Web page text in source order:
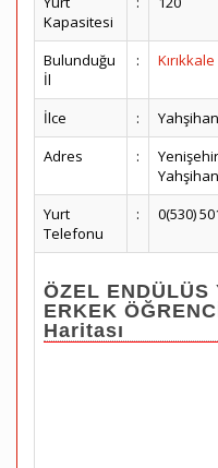
Kapasitesi
Bulunduğu
İl
: Kırıkkale
İlce :
Yahşihan
Adres
:
Yurt
Telefonu
: 0(530)
ÖZEL ENDÜLÜS
ERKEK
Haritası